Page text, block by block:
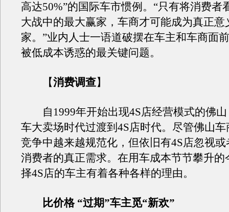
高达50%”的国际车市惯例。“只有将消费者
大战中的最大赢家，车商才可能成为真正意
家。”业内人士一语道破摆在车主和车商面
被低成本诱惑的最关键问题。
【消费调查】
自1999年开始出现4S店经营模式的佛山
车大卖场时代过渡到4S店时代。尽管佛山
竞争中越来越规范化，但依旧有4S店忽视
消费者的真正需求。在用车成本节节攀升的
择4S店的车主有着各种各样的理由。
比价格 “过期”车主觅“新欢”